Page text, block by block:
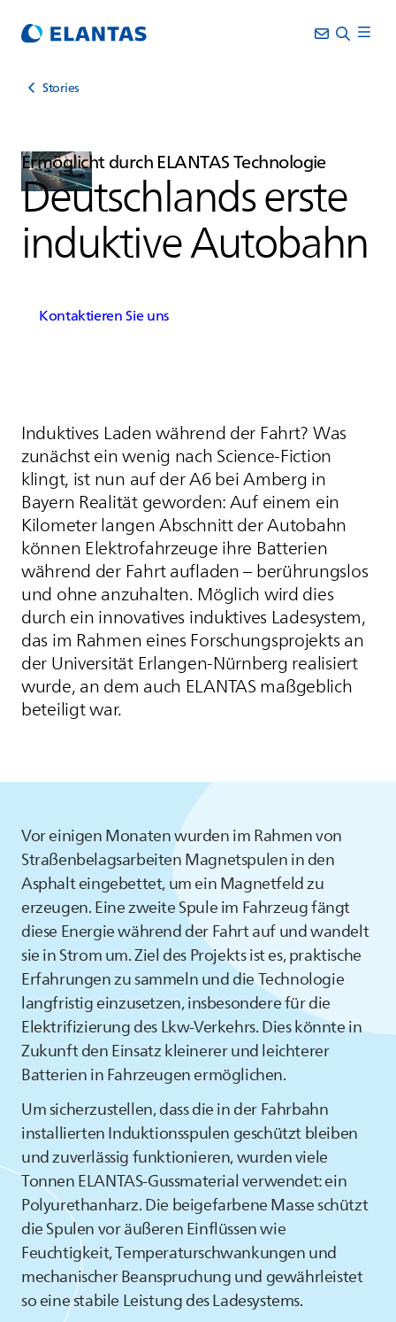
Stories
Ermöglicht durchELANTASTechnologie
Deutschlands erste
induktive Autobahn
Kontaktieren Sie uns
Induktives Laden während der Fahrt? Was
zunächst ein wenig nach Science-Fiction
klingt, ist nun auf der A6 bei Amberg in
Bayern Realität geworden: Auf einem ein
Kilometer langen Abschnitt der Autobahn
können Elektrofahrzeuge ihre Batterien
während der Fahrt aufladen – berührungslos
und ohne anzuhalten. Möglich wird dies
durch ein innovatives induktives Ladesystem,
das im Rahmen eines Forschungsprojekts an
der Universität Erlangen-Nürnberg realisiert
wurde, an dem auch ELANTASmaßgeblich
beteiligt war.
Vor einigen Monaten wurden im Rahmen von
Straßenbelagsarbeiten Magnetspulen in den
Asphalt eingebettet, um ein Magnetfeld zu
erzeugen. Eine zweite Spule im Fahrzeug fängt
diese Energie während der Fahrt auf und wandelt
sie in Strom um. Ziel des Projekts ist es, praktische
Erfahrungen zu sammeln und die Technologie
langfristig einzusetzen, insbesondere für die
Elektrifizierung des Lkw-Verkehrs. Dies könnte in
Zukunft den Einsatz kleinerer und leichterer
Batterien in Fahrzeugen ermöglichen.
Um sicherzustellen, dass die in der Fahrbahn
installierten Induktionsspulen geschützt bleiben
und zuverlässig funktionieren, wurden viele
TonnenELANTAS-Gussmaterial verwendet: ein
Polyurethanharz. Die beigefarbene Masse schützt
die Spulen vor äußeren Einflüssen wie
Feuchtigkeit, Temperaturschwankungen und
mechanischer Beanspruchung und gewährleistet
so eine stabile Leistung des Ladesystems.